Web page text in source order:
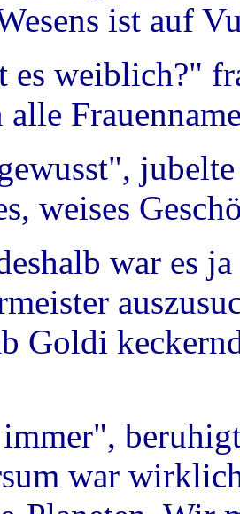
ist auf
es weiblich?"
weises
war es
Goldi
war